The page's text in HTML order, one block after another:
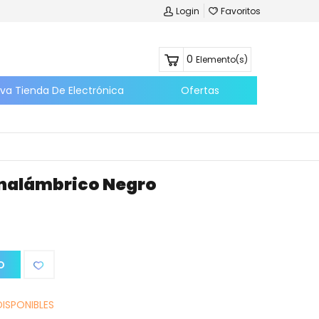
Login Favoritos
0 Elemento(s)
Tienda De Electrónica Ofertas
Negro